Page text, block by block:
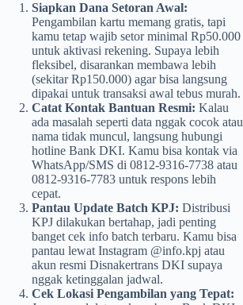
Siapkan Dana Setoran Awal:
Pengambilan kartu memang gratis, tapi
kamu tetap wajib setor minimal Rp50.000
untuk aktivasi rekening. Supaya lebih
fleksibel, disarankan membawa lebih
(sekitar Rp150.000) agar bisa langsung
dipakai untuk transaksi awal tebus murah.
Catat Kontak Bantuan Resmi: Kalau
ada masalah seperti data nggak cocok atau
nama tidak muncul, langsung hubungi
hotline Bank DKI. Kamu bisa kontak via
WhatsApp/SMS di 0812-9316-7738 atau
0812-9316-7783 untuk respons lebih
cepat.
Pantau Update Batch KPJ: Distribusi
KPJ dilakukan bertahap, jadi penting
banget cek info batch terbaru. Kamu bisa
pantau lewat Instagram @info.kpj atau
akun resmi Disnakertrans DKI supaya
nggak ketinggalan jadwal.
Cek Lokasi Pengambilan yang Tepat: